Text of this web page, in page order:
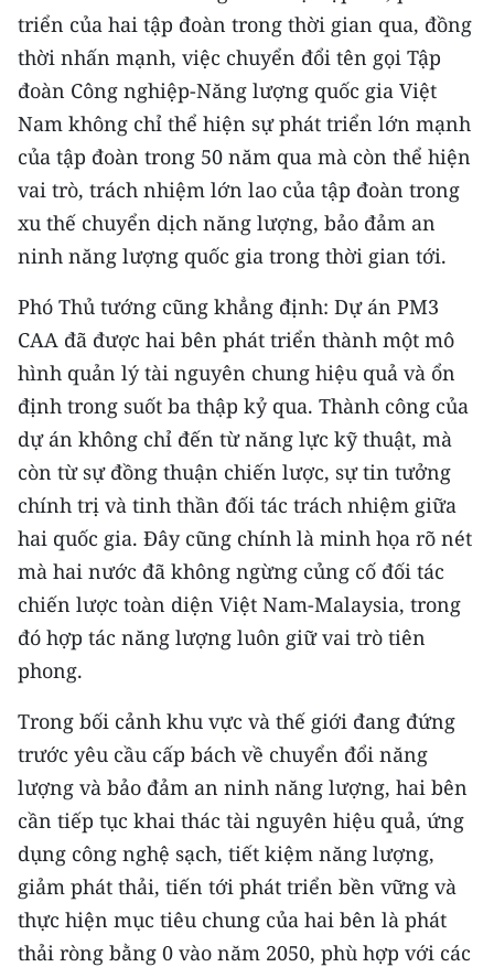
triển của hai tập đoàn trong thời gian qua, đồng
thời nhấn mạnh, việc chuyển đổi tên gọi Tập
đoàn Công nghiệp-Năng lượng quốc gia Việt
Nam không chỉ thể hiện sự phát triển lớn mạnh
của tập đoàn trong 50 năm qua mà còn thể hiện
vai trò, trách nhiệm lớn lao của tập đoàn trong
xu thế chuyển dịch năng lượng, bảo đảm an
ninh năng lượng quốc gia trong thời gian tới.
Phó Thủ tướng cũng khẳng định: Dự án PM3
CAA đã được hai bên phát triển thành một mô
hình quản lý tài nguyên chung hiệu quả và ổn
định trong suốt ba thập kỷ qua. Thành công của
dự án không chỉ đến từ năng lực kỹ thuật, mà
còn từ sự đồng thuận chiến lược, sự tin tưởng
chính trị và tinh thần đối tác trách nhiệm giữa
hai quốc gia. Đây cũng chính là minh họa rõ nét
mà hai nước đã không ngừng củng cố đối tác
chiến lược toàn diện Việt Nam-Malaysia, trong
đó hợp tác năng lượng luôn giữ vai trò tiên
phong.
Trong bối cảnh khu vực và thế giới đang đứng
trước yêu cầu cấp bách về chuyển đổi năng
lượng và bảo đảm an ninh năng lượng, hai bên
cần tiếp tục khai thác tài nguyên hiệu quả, ứng
dụng công nghệ sạch, tiết kiệm năng lượng,
giảm phát thải, tiến tới phát triển bền vững và
thực hiện mục tiêu chung của hai bên là phát
thải ròng bằng 0 vào năm 2050, phù hợp với các